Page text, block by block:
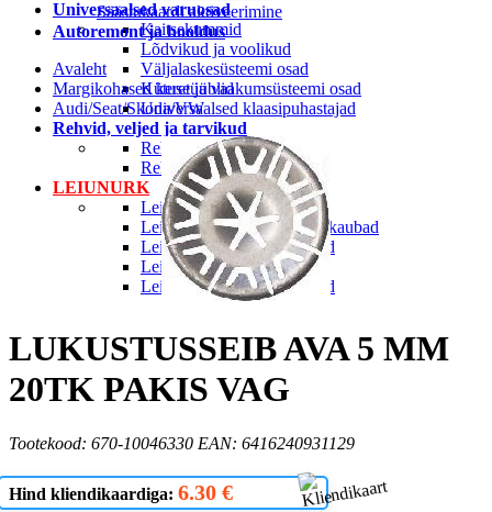
Universaalsed varuosad
Kaitsekummid
Lõdvikud ja voolikud
Väljalaskesüsteemi osad
Kütuse ja vaakumsüsteemi osad
Universaalsed klaasipuhastajad
Rehvid, veljed ja tarvikud
Rehvi ja velje tarvikud
Rehvid
LEIUNURK
Leiunurk autotarvikud
Leiunurk jalgratta-ja spordikaubad
Leiunurk autokeemia ja õlid
Leiunurk matk ja vabaaeg
Leiunurk aia ja kodukaubad
Säästukaardi aktiveerimine
Autoremont ja hooldus
Avaleht
Margikohased keretüüblid
Audi/Seat/Skoda/VW
LUKUSTUSSEIB AVA 5 MM
20TK PAKIS VAG
Tootekood: 670-10046330 EAN: 6416240931129
Hind kliendikaardiga: 6.30 €